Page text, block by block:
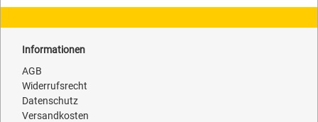
Informationen
AGB
Widerrufsrecht
Datenschutz
Versandkosten